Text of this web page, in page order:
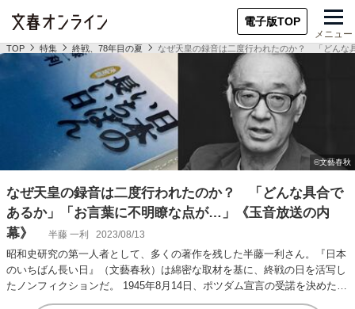
電子版TOP
メニュー
TOP 特集 終戦、78年目の夏 なぜ天皇の録音は二度行われたのか？ 「どんな
なぜ天皇の録音は二度行われたのか？ 「どんな具合で
あるか」「お言葉に不明瞭な点が…」《玉音放送の内
幕》
半藤 一利 2023/08/13
昭和史研究の第一人者として、多くの著作を残した半藤一利さん。『日本
のいちばん長い日』（文藝春秋）は綿密な取材を基に、終戦の日を活写し
たノンフィクションだ。 1945年8月14日、ポツダム宣言の受諾を決めた日
本政府は…